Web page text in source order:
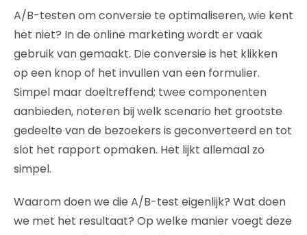
A/B-testen om conversie te optimaliseren, wie kent
het niet? In de online marketing wordt er vaak
gebruik van gemaakt. Die conversie is het klikken
op een knop of het invullen van een formulier.
Simpel maar doeltreffend; twee componenten
aanbieden, noteren bij welk scenario het grootste
gedeelte van de bezoekers is geconverteerd en tot
slot het rapport opmaken. Het lijkt allemaal zo
simpel​.
Waarom doen we die A/B-test eigenlijk? Wat doen
we met het resultaat? Op welke manier voegt deze